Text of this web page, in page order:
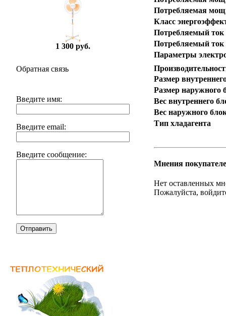
1 300 руб.
Обратная связь
Введите имя:
Введите email:
Введите сообщение:
Отправить
Потребляемая
Класс
Потребляемый
Потребляемый ток
Параметры
Размер
Размер
Вес внутреннего
Вес наружного
Тип хладагента
Мнения
Нет оставленных
Пожалуйста,